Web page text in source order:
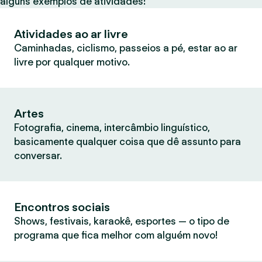
Atividades ao ar livre
Caminhadas, ciclismo, passeios a pé, estar ao ar
livre por qualquer motivo.
Artes
Fotografia, cinema, intercâmbio linguístico,
basicamente qualquer coisa que dê assunto para
conversar.
Encontros sociais
Shows, festivais, karaokê, esportes — o tipo de
programa que fica melhor com alguém novo!